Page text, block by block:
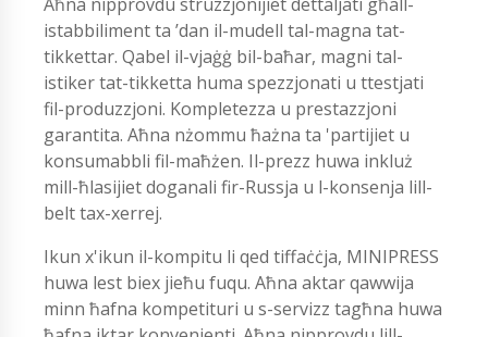
istabbiliment ta ’dan il-mudell tal-magna tat-
tikkettar. Qabel il-vjaġġ bil-baħar, magni tal-
istiker tat-tikketta huma spezzjonati u ttestjati
fil-produzzjoni. Kompletezza u prestazzjoni
garantita. Aħna nżommu ħażna ta 'partijiet u
konsumabbli fil-maħżen. Il-prezz huwa inkluż
mill-ħlasijiet doganali fir-Russja u l-konsenja lill-
belt tax-xerrej.
Ikun x'ikun il-kompitu li qed tiffaċċja, MINIPRESS
huwa lest biex jieħu fuqu. Aħna aktar qawwija
minn ħafna kompetituri u s-servizz tagħna huwa